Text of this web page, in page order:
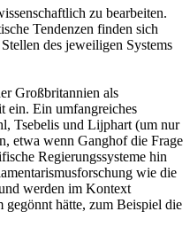
zu bearbeiten.
Tendenzen finden sich
des jeweiligen Systems
Großbritannien als
ein. Ein umfangreiches
Tsebelis und Lijphart (um nur
etwa wenn Ganghof die Frage
Regierungssysteme hin
wie die
werden im Kontext
gegönnt hätte, zum Beispiel die